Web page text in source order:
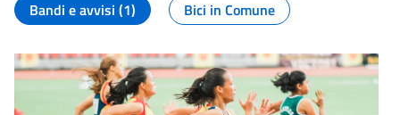
Bandi e avvisi (1)
Bici in Comune